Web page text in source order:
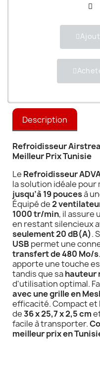
Description
Refroidisseur
Meilleur Prix Tunisie
Le Refroidisseur
la solution idéale
jusqu’à 19 poucesà
Équipé de2
1000 tr/min, il assure
en restant silencieux
seulement 20 dB(A).
USB permet une
transfert de 480 Mo/s
apporte une touche
tandis que sahauteur
d'utilisation optimal.
avec une grille en
efficacité. Compact et
de36 x 25,7 x 2,5 cm
facile à transporter.
meilleur prix en